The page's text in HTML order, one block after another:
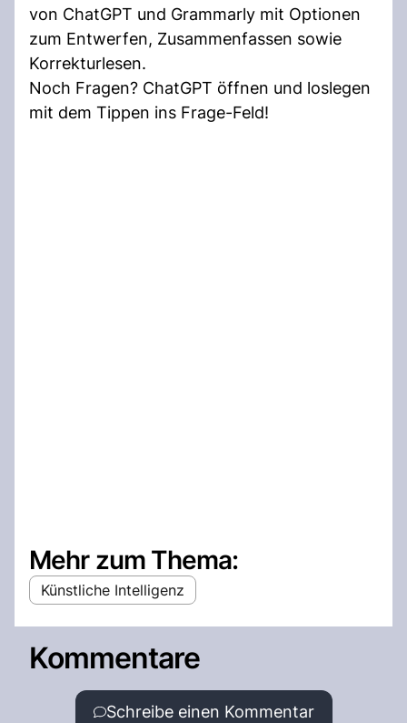
von ChatGPT und Grammarly mit Optionen
zum Entwerfen, Zusammenfassen sowie
Korrekturlesen.
Noch Fragen? ChatGPT öffnen und loslegen
mit dem Tippen ins Frage-Feld!
Mehr zum Thema:
Künstliche Intelligenz
Kommentare
Schreibe einen Kommentar